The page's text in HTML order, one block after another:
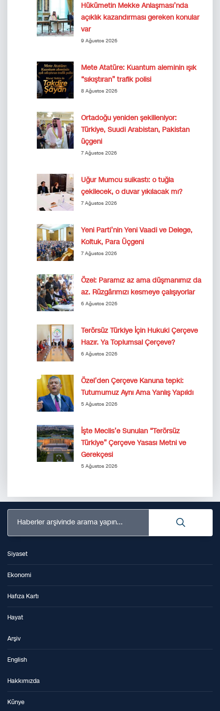
Hükümetin Mekke Anlaşması’nda
açıklık kazandırması gereken konular
var
9 Ağustos 2026
Mete Atatüre: Kuantum aleminin ışık
“sıkıştıran” trafik polisi
8 Ağustos 2026
Ortadoğu yeniden şekilleniyor:
Türkiye, Suudi Arabistan, Pakistan
üçgeni
7 Ağustos 2026
Uğur Mumcu suikastı: o tuğla
çekilecek, o duvar yıkılacak mı?
7 Ağustos 2026
Yeni Parti’nin Yeni Vaadi ve Delege,
Koltuk, Para Üçgeni
7 Ağustos 2026
Özel: Paramız az ama düşmanımız da
az. Rüzgârımızı kesmeye çalışıyorlar
6 Ağustos 2026
Terörsüz Türkiye İçin Hukuki Çerçeve
Hazır. Ya Toplumsal Çerçeve?
6 Ağustos 2026
Özel’den Çerçeve Kanuna tepki:
Tutumumuz Aynı Ama Yanlış Yapıldı
5 Ağustos 2026
İşte Meclis’e Sunulan “Terörsüz
Türkiye” Çerçeve Yasası Metni ve
Gerekçesi
5 Ağustos 2026
Haberler arşivinde arama yapın...
Siyaset
Ekonomi
Hafıza Kartı
Hayat
Arşiv
English
Hakkımızda
Künye